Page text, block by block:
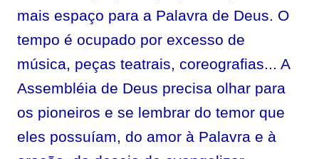
mais espaço para a Palavra de Deus. O
tempo é ocupado por excesso de
música, peças teatrais, coreografias... A
Assembléia de Deus precisa olhar para
os pioneiros e se lembrar do temor que
eles possuíam, do amor à Palavra e à